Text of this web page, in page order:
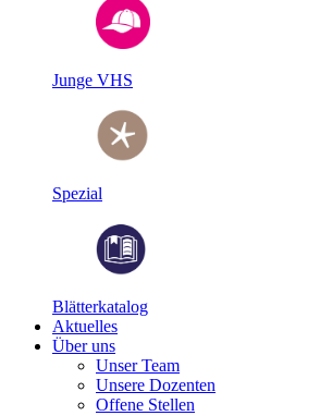
Junge VHS
Spezial
Blätterkatalog
Aktuelles
Über uns
Unser Team
Unsere Dozenten
Offene Stellen